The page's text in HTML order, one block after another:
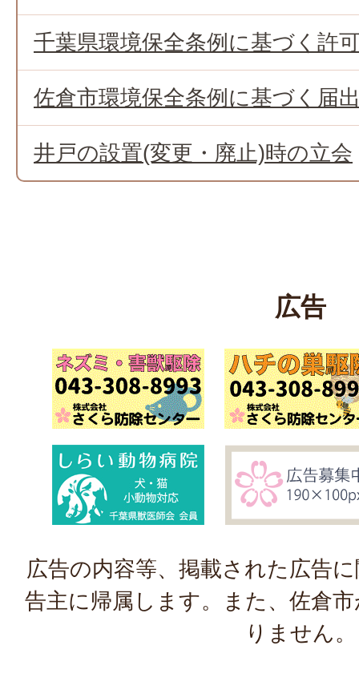
千葉県環境保全条例に基づく許
佐倉市環境保全条例に基づく届
井戸の設置(変更・廃止)時の立会
広告
広告の内容等、掲載された広告
告主に帰属します。また、佐倉
りません。